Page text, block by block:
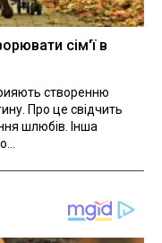
сім'ї в
створенню
Про це свідчить
шлюбів. Інша